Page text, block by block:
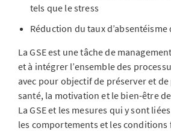
tels que le stress
Réduction du taux d’absentéisme
La GSE est une tâche de
et à intégrer l’ensemble des
avec pour objectif de préserver et
santé, la motivation et le bien-être
La GSE et les mesures qui y sont
les comportements et les conditions